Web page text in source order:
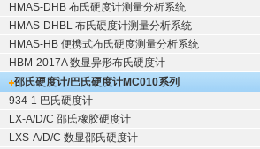
HMAS-DHB 布氏硬度计测量分析系统
HMAS-DHBL 布氏硬度计测量分析系统
HMAS-HB 便携式布氏硬度测量分析系统
HBM-2017A 数显异形布氏硬度计
邵氏硬度计/巴氏硬度计MC010系列
934-1 巴氏硬度计
LX-A/D/C 邵氏橡胶硬度计
LXS-A/D/C 数显邵氏硬度计